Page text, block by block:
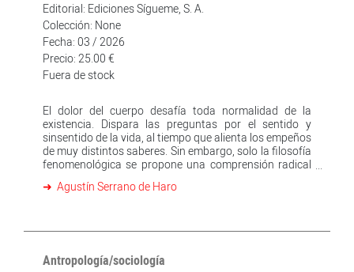
Editorial: Ediciones Sígueme, S. A.
Colección: None
Fecha: 03 / 2026
Precio: 25.00 €
Fuera de stock
El dolor del cuerpo desafía toda normalidad de la
existencia. Dispara las preguntas por el sentido y
sinsentido de la vida, al tiempo que alienta los empeños
de muy distintos saberes. Sin embargo, solo la filosofía
fenomenológica se propone una comprensión radical
renovada a la experiencia en primera persona. Se trata
insoportable. La obra que el lector tiene entre sus
de este siglo XXI para enriquecer las descripciones
Agustín Serrano de Haro
Antropología/sociología